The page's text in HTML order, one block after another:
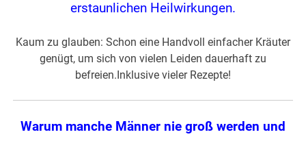
erstaunlichen Heilwirkungen.
Kaum zu glauben: Schon eine Handvoll einfacher Kräuter
genügt, um sich von vielen Leiden dauerhaft zu
befreien.Inklusive vieler Rezepte!
Warum manche Männer nie groß werden und